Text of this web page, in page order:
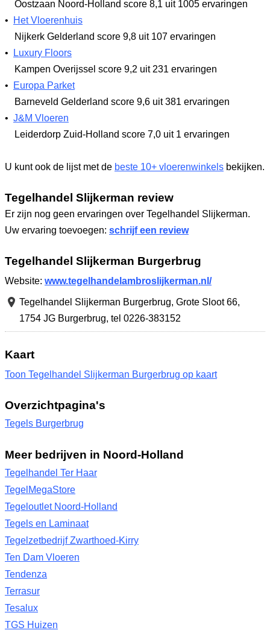
Oostzaan Noord-Holland score 8,1 uit 1005 ervaringen
•
Het Vloerenhuis
Nijkerk Gelderland score 9,8 uit 107 ervaringen
•
Luxury Floors
Kampen Overijssel score 9,2 uit 231 ervaringen
•
Europa Parket
Barneveld Gelderland score 9,6 uit 381 ervaringen
• J&M Vloeren
Leiderdorp Zuid-Holland score 7,0 uit 1 ervaringen
U kunt ook de lijst met de beste 10+ vloerenwinkels bekijken.
Tegelhandel Slijkerman review
Er zijn nog geen ervaringen over Tegelhandel Slijkerman.
Uw ervaring toevoegen: schrijf een review
Tegelhandel Slijkerman Burgerbrug
Website: www.tegelhandelambroslijkerman.nl/
Tegelhandel Slijkerman Burgerbrug, Grote Sloot 66,
1754 JG Burgerbrug, tel 0226-383152
Kaart
Toon Tegelhandel Slijkerman Burgerbrug op kaart
Overzichtpagina's
Tegels Burgerbrug
Meer bedrijven in Noord-Holland
Tegelhandel Ter Haar
TegelMegaStore
Tegeloutlet Noord-Holland
Tegels en Laminaat
Tegelzetbedrijf Zwarthoed-Kirry
Ten Dam Vloeren
Tendenza
Terrasur
Tesalux
TGS Huizen